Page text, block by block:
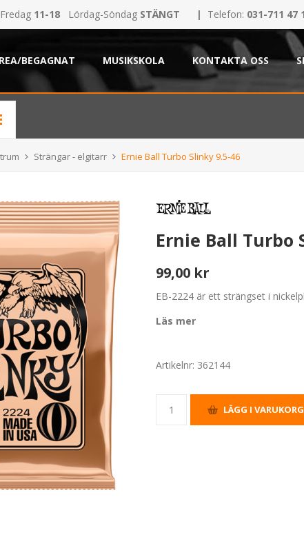
11-18 Lördag-Söndag STÄNGT | Telefon: 031-711 47
REA/BEGAGNAT MUSIKSKOLA KONTAKTA OSS
Strängar - elgitarr Ernie Ball Turbo Slinky 9.5-46
Ernie Ball Turbo
99,00 kr
EB-2224 är ett strängset i
Läs mer
Artikelnr: 362144